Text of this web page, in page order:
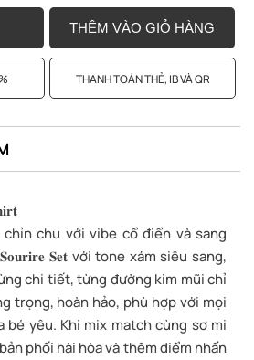
THÊM VÀO GIỎ HÀNG
THANH TOÁN THẺ, IB VÀ QR
chu với vibe cổ điển và sang
𝐒𝐞𝐭 với tone xám siêu sang,
chi tiết, từng đường kim mũi chỉ
trọng, hoàn hảo, phù hợp với mọi
bé yêu. Khi mix match cùng sơ mi
phối hài hòa và thêm điểm nhấn